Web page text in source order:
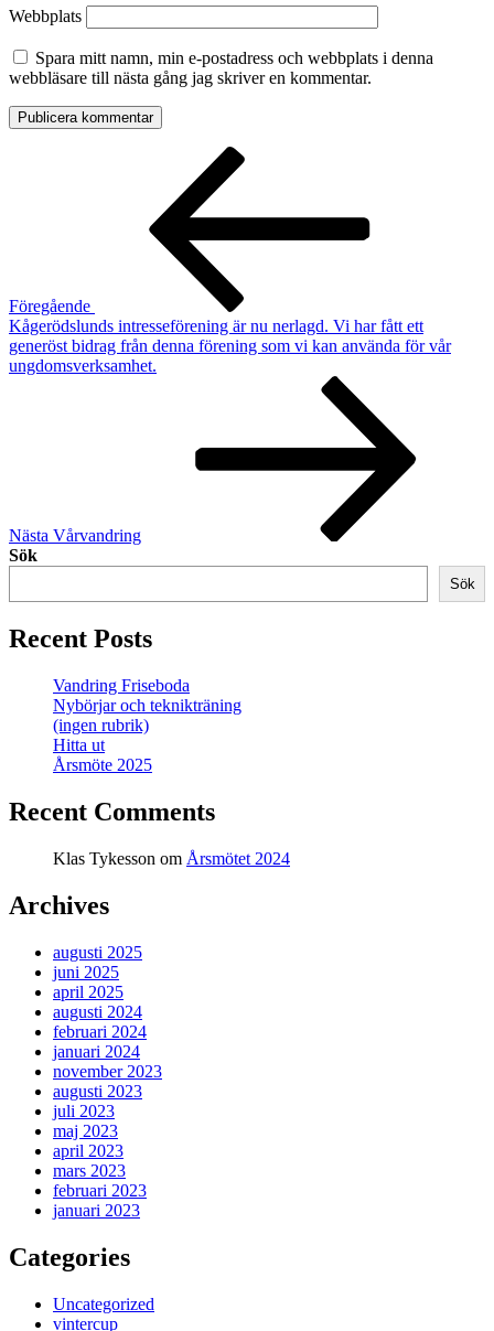
Webbplats
Spara mitt namn, min e-postadress och webbplats i denna
webbläsare till nästa gång jag skriver en kommentar.
Inläggsnavigering
Föregående
Kågerödslunds intresseförening är nu nerlagd. Vi har fått ett
generöst bidrag från denna förening som vi kan använda för vår
ungdomsverksamhet.
Nästa Vårvandring
Sök
Sök
Recent Posts
Vandring Friseboda
Nybörjar och teknikträning
(ingen rubrik)
Hitta ut
Årsmöte 2025
Recent Comments
Klas Tykesson om Årsmötet 2024
Archives
augusti 2025
juni 2025
april 2025
augusti 2024
februari 2024
januari 2024
november 2023
augusti 2023
juli 2023
maj 2023
april 2023
mars 2023
februari 2023
januari 2023
Categories
Uncategorized
vintercup